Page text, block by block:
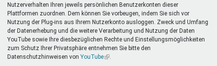
Nutzerverhalten Ihren jeweils persönlichen Benutzerkonten dieser
Plattformen zuordnen. Dem können Sie vorbeugen, indem Sie sich vor
Nutzung der Plug-ins aus Ihrem Nutzerkonto ausloggen. Zweck und Umfang
der Datenerhebung und die weitere Verarbeitung und Nutzung der Daten
YouTube sowie Ihre diesbezüglichen Rechte und Einstellungsmöglichkeiten
zum Schutz Ihrer Privatsphäre entnehmen Sie bitte den
Datenschutzhinweisen von YouTube(Link